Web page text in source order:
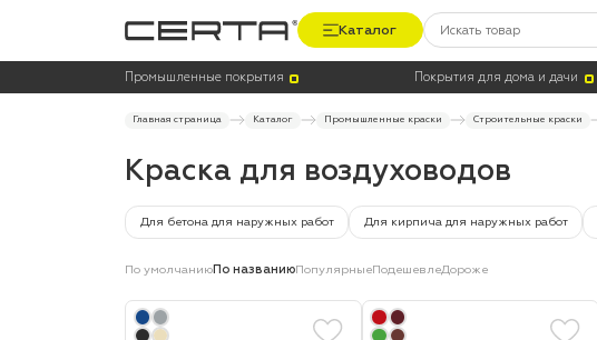
Каталог
Промышленные покрытия Покрытия для дома и дачи
Главная страница Каталог Промышленные краски Строительные краски
Краска для воздуховодов
Для бетона для наружных работ Для кирпича для наружных работ
Термостойкость, до °C
По умолчаниюПо названиюПопулярныеПодешевлеДороже